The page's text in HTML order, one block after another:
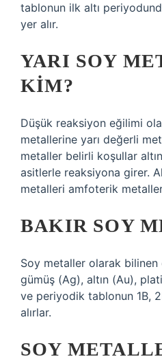
tablonun ilk altı
yer alır.
YARI SOY
KIM?
Düşük reaksiyon eğilimi
metallerine yarı değerli
metaller belirli koşullar
asitlerle reaksiyona girer.
metalleri amfoterik metaller
BAKIR SOY
Soy metaller olarak bilinen
gümüş (Ag), altın (Au),
ve periyodik tablonun 1B,
alırlar.
SOY